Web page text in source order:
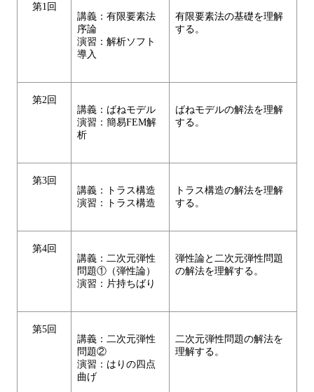
第1回
講義：有限要素法
序論
演習：解析ソフト
導入
有限要素法の基礎を理解
する。
第2回
講義：ばねモデル
演習：簡易FEM解
析
ばねモデルの解法を理解
する。
第3回
講義：トラス構造
演習：トラス構造
トラス構造の解法を理解
する。
第4回
講義：二次元弾性
問題①（弾性論）
演習：片持ちばり
弾性論と二次元弾性問題
の解法を理解する。
第5回
講義：二次元弾性
問題②
演習：はりの四点
曲げ
二次元弾性問題の解法を
理解する。